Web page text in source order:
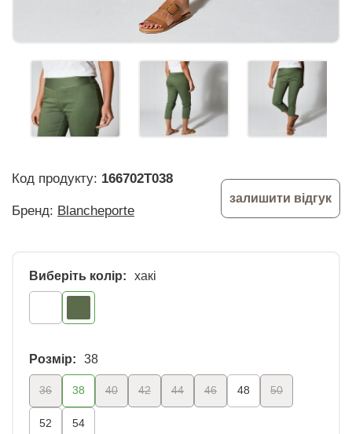
Код продукту: 166702T038
Бренд: Blancheporte
залишити відгук
Виберіть колір: хакі
Розмір: 38
36 38 40 42 44 46 48 50
52 54